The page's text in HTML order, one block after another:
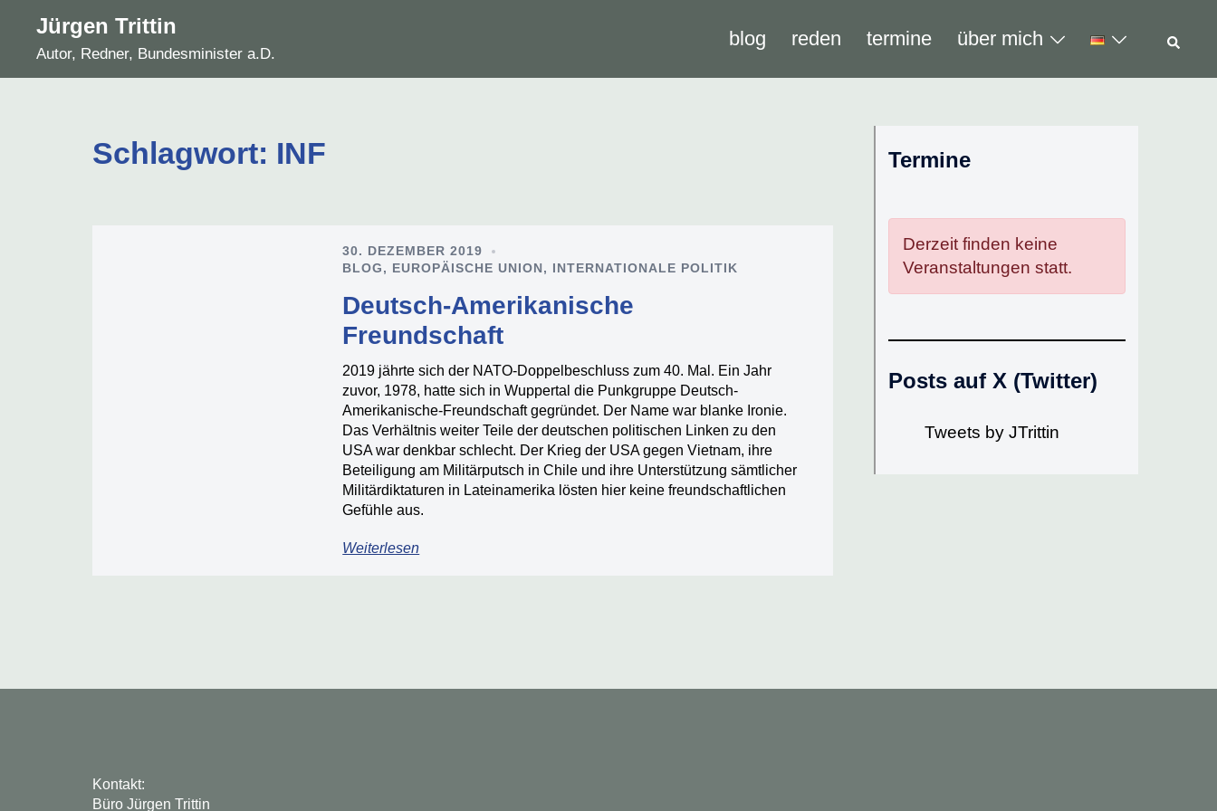
Inhalt
springen
Jürgen Trittin
Autor, Redner, Bundesminister a.D.
blog reden termine über mich
Schlagwort: INF
30. DEZEMBER 2019
BLOG, EUROPÄISCHE UNION, INTERNATIONALE POLITIK
Deutsch-Amerikanische
Freundschaft
2019 jährte sich der NATO-Doppelbeschluss zum 40. Mal. Ein Jahr
zuvor, 1978, hatte sich in Wuppertal die Punkgruppe Deutsch-
Amerikanische-Freundschaft gegründet. Der Name war blanke Ironie.
Das Verhältnis weiter Teile der deutschen politischen Linken zu den
USA war denkbar schlecht. Der Krieg der USA gegen Vietnam, ihre
Beteiligung am Militärputsch in Chile und ihre Unterstützung sämtlicher
Militärdiktaturen in Lateinamerika lösten hier keine freundschaftlichen
Gefühle aus.
Weiterlesen
Termine
Derzeit finden keine
Veranstaltungen statt.
Posts auf X (Twitter)
Tweets by JTrittin
Kontakt:
Büro Jürgen Trittin